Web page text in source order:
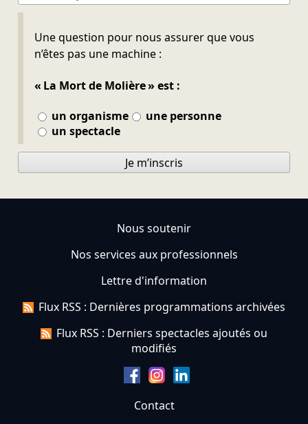
Une question pour nous assurer que vous
n’êtes pas une machine :
« La Mort de Molière » est :
un organisme
une personne
un spectacle
Ne pas remplir
Je m’inscris
Nous soutenir
Nos services aux professionnels
Lettre d'information
Flux RSS : Dernières programmations archivées
Flux RSS : Derniers spectacles ajoutés ou
modifiés
Contact